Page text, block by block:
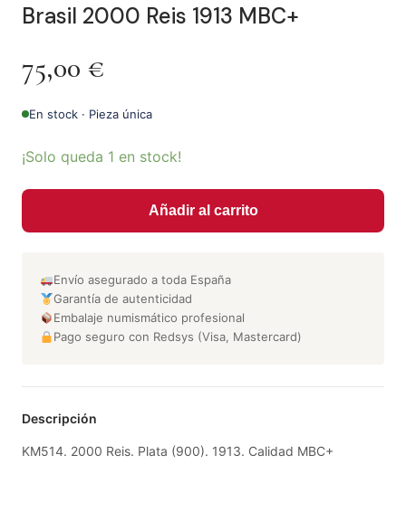
Brasil 2000 Reis 1913 MBC+
75,00 €
En stock · Pieza única
¡Solo queda 1 en stock!
Añadir al carrito
Envío asegurado a toda España
Garantía de autenticidad
Embalaje numismático profesional
Pago seguro con Redsys (Visa, Mastercard)
Descripción
KM514. 2000 Reis. Plata (900). 1913. Calidad MBC+